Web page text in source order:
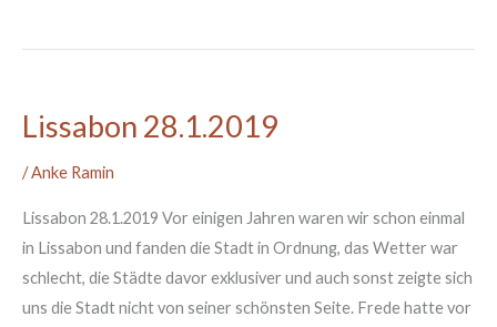
Lissabon 28.1.2019
/Anke Ramin
Lissabon 28.1.2019 Vor einigen Jahren waren wir schon einmal
in Lissabon und fanden die Stadt in Ordnung, das Wetter war
schlecht, die Städte davor exklusiver und auch sonst zeigte sich
uns die Stadt nicht von seiner schönsten Seite. Frede hatte vor
Lissabon